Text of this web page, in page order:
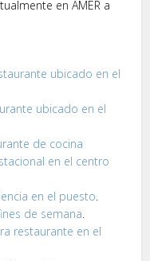
en AMER a
ubicado en el
ubicado en el
de cocina
en el centro
en el puesto
de semana
restaurante en el